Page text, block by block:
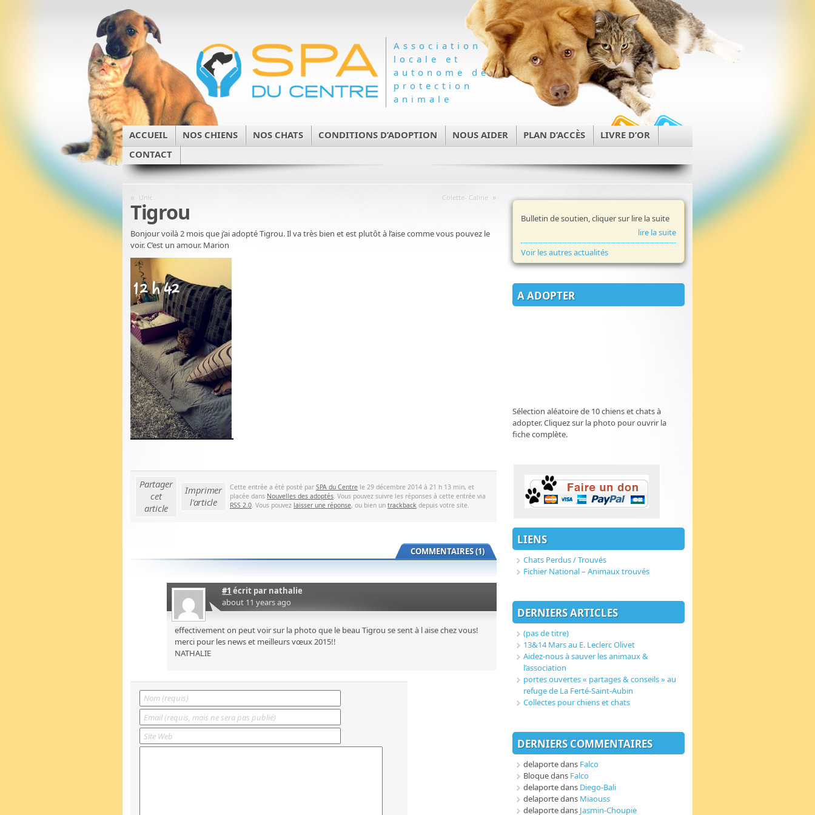
Association
locale et
autonome de
protection
animale
ACCUEIL NOS CHIENS NOS CHATS CONDITIONS D’ADOPTION NOUS AIDER PLAN D’ACCÈS
LIVRE D’OR
CONTACT
« Unic Colette- Caline »
Tigrou
Bonjour voilà 2 mois que j’ai adopté Tigrou. Il va très bien et est plutôt à l’aise comme vous pouvez le
voir. C’est un amour. Marion
Partager
cet
article
Imprimer
l'article
Cette entrée a été posté par SPA du Centre le 29 décembre 2014 à 21 h 13 min, et
placée dans Nouvelles des adoptés. Vous pouvez suivre les réponses à cette entrée via
RSS 2.0. Vous pouvez laisser une réponse, ou bien un trackback depuis votre site.
COMMENTAIRES (1)
#1 écrit par nathalie
about 11 years ago
effectivement on peut voir sur la photo que le beau Tigrou se sent à l aise chez vous!
merci pour les news et meilleurs vœux 2015!!
NATHALIE
Bulletin de soutien, cliquer sur lire la suite
lire la suite
Voir les autres actualités
A ADOPTER
Sélection aléatoire de 10 chiens et chats à
adopter. Cliquez sur la photo pour ouvrir la
fiche complète.
LIENS
Chats Perdus / Trouvés
Fichier National – Animaux trouvés
DERNIERS ARTICLES
(pas de titre)
13&14 Mars au E. Leclerc Olivet
Aidez-nous à sauver les animaux &
l’association
portes ouvertes « partages & conseils » au
refuge de La Ferté-Saint-Aubin
Collectes pour chiens et chats
DERNIERS COMMENTAIRES
delaportedans Falco
Bloquedans Falco
delaportedans Diego-Bali
delaportedans Miaouss
delaportedans Jasmin-Choupie